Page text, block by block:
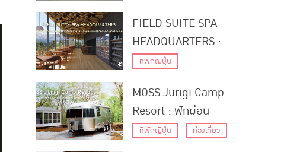
เมืองคานาซาวะ
FIELD SUITE SPA
HEADQUARTERS :
รีสอร์ทสวยพร้อม
จังหวัดนีงาตะ ออกแบบ
โดยเคนโกะ คุมะ
ที่พักญี่ปุ่น
MOSS Jurigi Camp
Resort : พักผ่อน
ท่ามกลางป่าเขียวขจีที่
ที่พักญี่ปุ่น ท่องเที่ยว